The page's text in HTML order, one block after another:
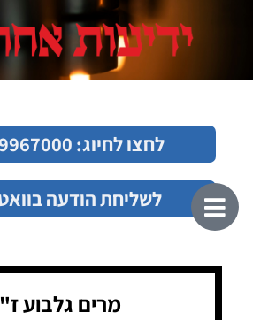
לחצו לחיוג: 077-9967000
לשליחת הודעה
מרים גלבוע